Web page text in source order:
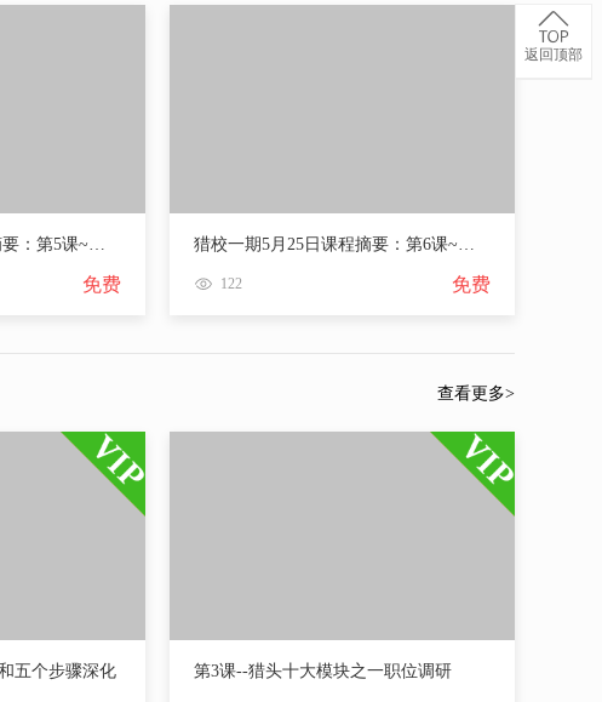
免费 122 免费
查看更多>
五个步骤深化 第3课--猎头十大模块之一职位调研
返回顶部